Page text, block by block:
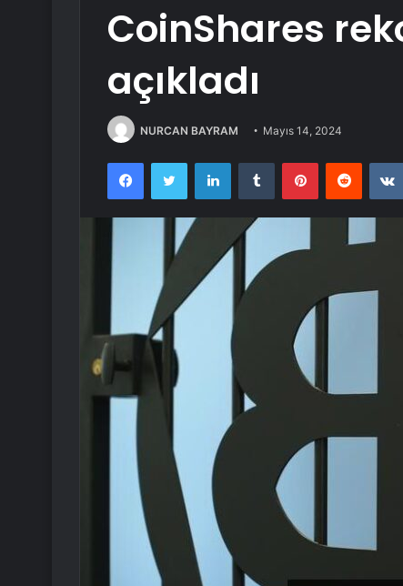
CoinShares
açıkladı
NURCAN BAYRAM Mayıs 14, 2024
FacebookTwitter LinkedInTumblr PinterestReddit